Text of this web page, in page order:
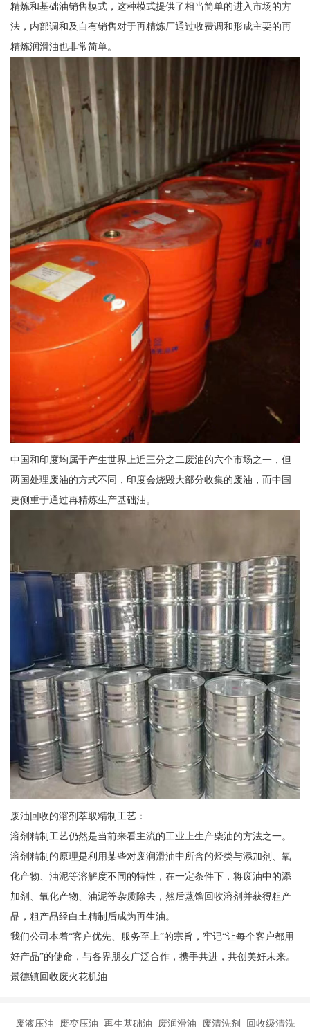
精炼和基础油销售模式，这种模式提供了相当简单的进入市场的方
法，内部调和及自有销售对于再精炼厂通过收费调和形成主要的再
精炼润滑油也非常简单。
中国和印度均属于产生世界上近三分之二废油的六个市场之一，但
两国处理废油的方式不同，印度会烧毁大部分收集的废油，而中国
更侧重于通过再精炼生产基础油。
废油回收的溶剂萃取精制工艺：
溶剂精制工艺仍然是当前来看主流的工业上生产柴油的方法之一。
溶剂精制的原理是利用某些对废润滑油中所含的烃类与添加剂、氧
化产物、油泥等溶解度不同的特性，在一定条件下，将废油中的添
加剂、氧化产物、油泥等杂质除去，然后蒸馏回收溶剂并获得粗产
品，粗产品经白土精制后成为再生油。
我们公司本着“客户优先、服务至上”的宗旨，牢记“让每个客户都用
好产品”的使命，与各界朋友广泛合作，携手共进，共创美好未来。
景德镇回收废火花机油
废液压油 废变压油 再生基础油 废润滑油 废清洗剂 回收级清洗